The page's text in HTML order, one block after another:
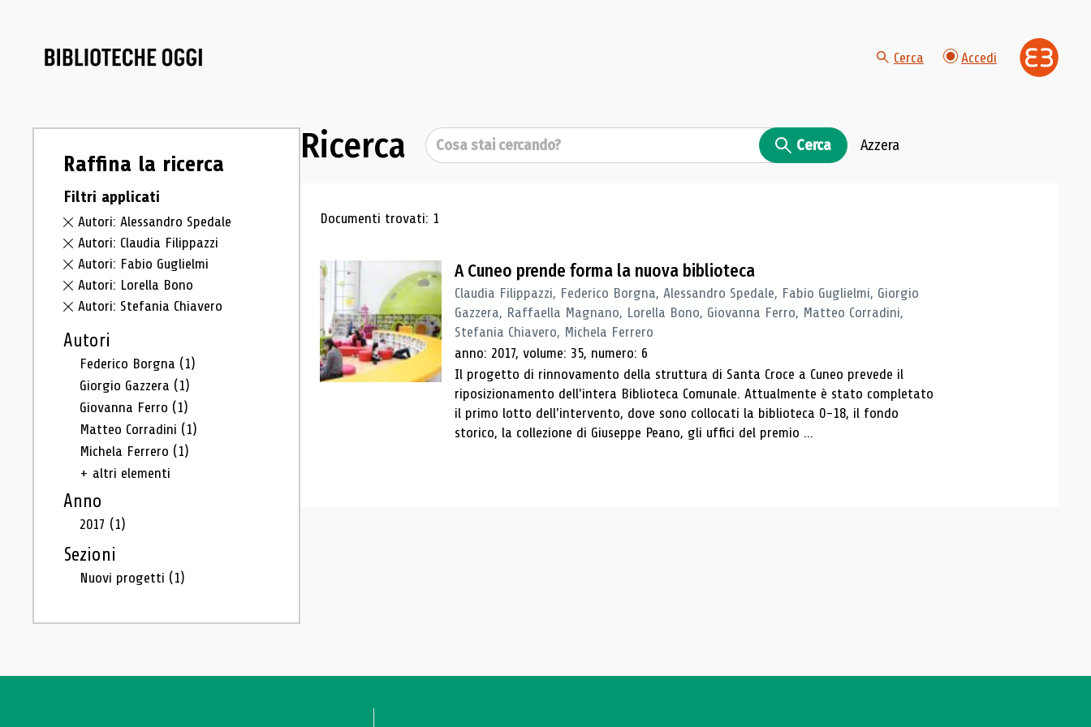
Cerca Accedi
Raffina la ricerca
Filtri applicati
Autori: Alessandro Spedale
Autori: Claudia Filippazzi
Autori: Fabio Guglielmi
Autori: Lorella Bono
Autori: Stefania Chiavero
Autori
Federico Borgna (1)
Giorgio Gazzera (1)
Giovanna Ferro (1)
Matteo Corradini (1)
Michela Ferrero (1)
+ altri elementi
Anno
2017 (1)
Sezioni
Nuovi progetti (1)
Ricerca Cerca Cerca Azzera
Risultati di ricerca
Documenti trovati: 1
A Cuneo prende forma la nuova biblioteca
Claudia Filippazzi, Federico Borgna, Alessandro Spedale, Fabio Guglielmi, Giorgio
Gazzera, Raffaella Magnano, Lorella Bono, Giovanna Ferro, Matteo Corradini,
Stefania Chiavero, Michela Ferrero
anno: 2017, volume: 35, numero: 6
Il progetto di rinnovamento della struttura di Santa Croce a Cuneo prevede il
riposizionamento dell'intera Biblioteca Comunale. Attualmente è stato completato
il primo lotto dell'intervento, dove sono collocati la biblioteca 0-18, il fondo
storico, la collezione di Giuseppe Peano, gli uffici del premio ...